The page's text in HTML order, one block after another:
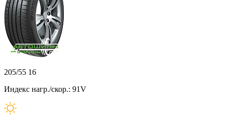
205/55 16
Индекс нагр./скор.: 91V